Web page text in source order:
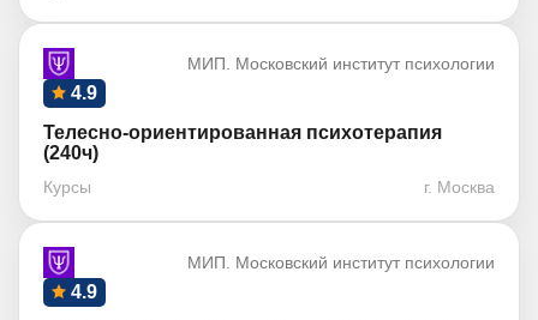
МИП. Московский институт психологии
4.9
Телесно-ориентированная психотерапия
(240ч)
Курсы г. Москва
МИП. Московский институт психологии
4.9